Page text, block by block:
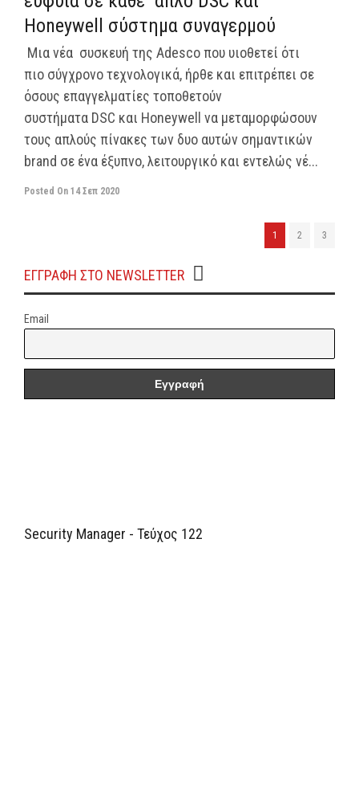
Honeywell σύστημα συναγερμού
Μια νέα συσκευή της Adesco που υιοθετεί ότι
πιο σύγχρονο τεχνολογικά, ήρθε και επιτρέπει σε
όσους επαγγελματίες τοποθετούν
συστήματα DSC και Honeywell να μεταμορφώσουν
τους απλούς πίνακες των δυο αυτών σημαντικών
brand σε ένα έξυπνο, λειτουργικό και εντελώς νέ...
Posted On 14 Σεπ 2020
1 2 3
ΕΓΓΡΑΦΗ ΣΤΟ NEWSLETTER
Email
Security Manager - Τεύχος 122